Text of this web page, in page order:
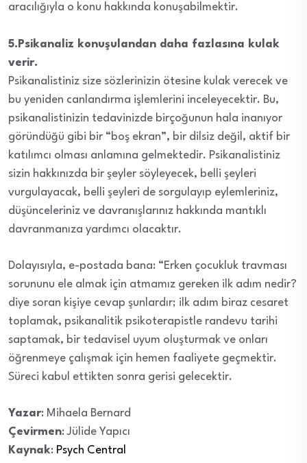
aracılığıyla o konu hakkında konuşabilmektir.
5.Psikanaliz konuşulandan daha fazlasına kulak
verir.
Psikanalistiniz size sözlerinizin ötesine kulak verecek ve
bu yeniden canlandırma işlemlerini inceleyecektir. Bu,
psikanalistinizin tedavinizde birçoğunun hala inanıyor
göründüğü gibi bir “boş ekran”, bir dilsiz değil, aktif bir
katılımcı olması anlamına gelmektedir. Psikanalistiniz
sizin hakkınızda bir şeyler söyleyecek, belli şeyleri
vurgulayacak, belli şeyleri de sorgulayıp eylemleriniz,
düşünceleriniz ve davranışlarınız hakkında mantıklı
davranmanıza yardımcı olacaktır.
Dolayısıyla, e-postada bana: “Erken çocukluk travması
sorununu ele almak için atmamız gereken ilk adım nedir?
diye soran kişiye cevap şunlardır; ilk adım biraz cesaret
toplamak, psikanalitik psikoterapistle randevu tarihi
saptamak, bir tedavisel uyum oluşturmak ve onları
öğrenmeye çalışmak için hemen faaliyete geçmektir.
Süreci kabul ettikten sonra gerisi gelecektir.
Yazar: Mihaela Bernard
Çevirmen: Jülide Yapıcı
Kaynak: Psych Central